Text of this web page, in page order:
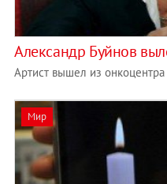
Александр Буйнов
Артист вышел из
Мир